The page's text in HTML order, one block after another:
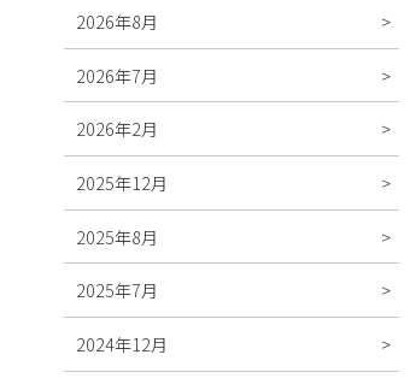
2026年8月
2026年7月
2026年2月
2025年12月
2025年8月
2025年7月
2024年12月